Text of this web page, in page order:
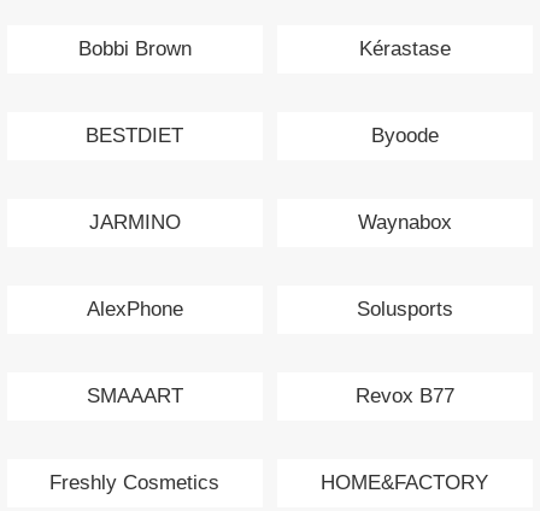
Bobbi Brown Kérastase
BESTDIET Byoode
JARMINO Waynabox
AlexPhone Solusports
SMAAART Revox B77
Freshly Cosmetics HOME&FACTORY